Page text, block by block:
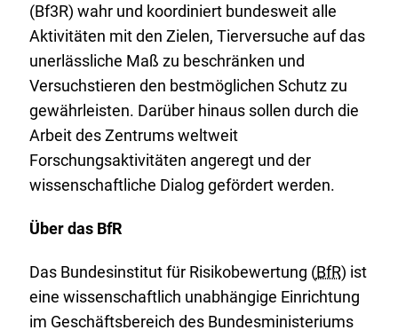
(Bf3R) wahr und koordiniert bundesweit alle
Aktivitäten mit den Zielen, Tierversuche auf das
unerlässliche Maß zu beschränken und
Versuchstieren den bestmöglichen Schutz zu
gewährleisten. Darüber hinaus sollen durch die
Arbeit des Zentrums weltweit
Forschungsaktivitäten angeregt und der
wissenschaftliche Dialog gefördert werden.
Über das BfR
Das Bundesinstitut für Risikobewertung (BfR) ist
eine wissenschaftlich unabhängige Einrichtung
im Geschäftsbereich des Bundesministeriums